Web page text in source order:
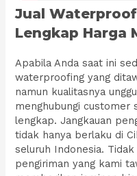
Jual
Lengkap Harga
Apabila Anda saat ini
waterproofing yang
namun kualitasnya
menghubungi customer
lengkap. Jangkauan
tidak hanya berlaku di
seluruh Indonesia.
pengiriman yang kami